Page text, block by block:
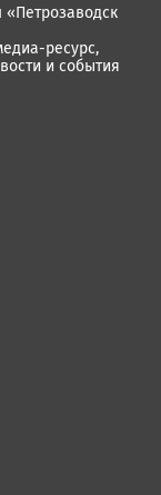
ресурс,
и события